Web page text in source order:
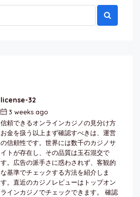
license-32
3 weeks ago
信頼できるオンラインカジノの見分け方
お金を扱う以上まず確認すべきは、運営
の信頼性です。世界には数千のカジノサ
イトが存在し、その品質は玉石混交で
す。広告の派手さに惑わされず、客観的
な基準でチェックする方法を紹介しま
す。直近のカジノレビューはトップオン
ラインカジノでチェックできます。 確認